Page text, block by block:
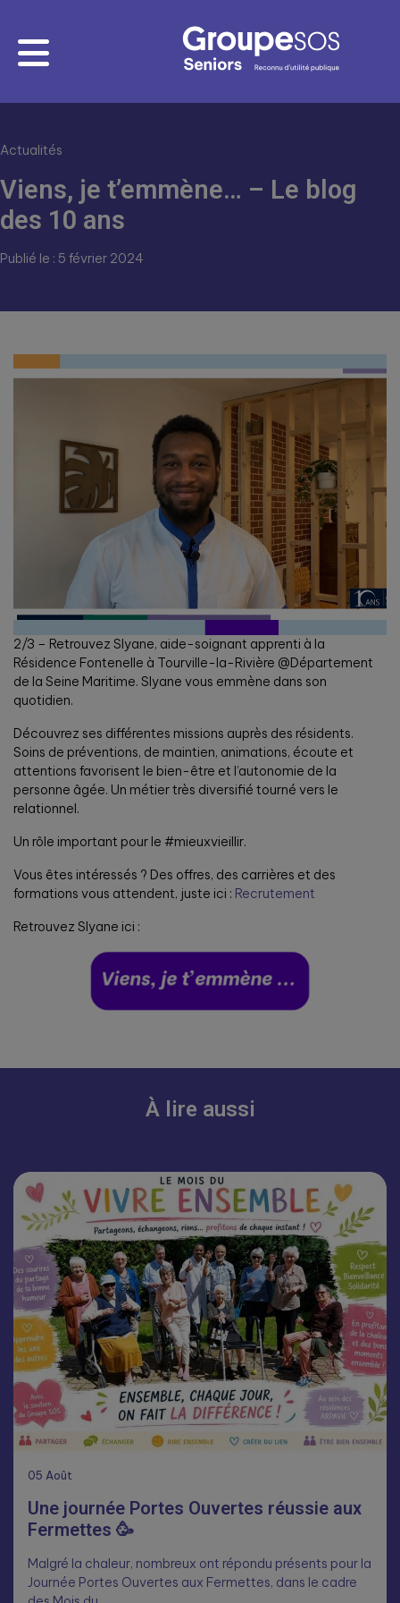
Actualités
Viens, je t’emmène… – Le blog
des 10 ans
Publié le : 5 février 2024
2/3 – Retrouvez Slyane, aide-soignant apprenti à la
Résidence Fontenelle à Tourville-la-Rivière @Département
de la Seine Maritime. Slyane vous emmène dans son
quotidien.
Découvrez ses différentes missions auprès des résidents.
Soins de préventions, de maintien, animations, écoute et
attentions favorisent le bien-être et l’autonomie de la
personne âgée. Un métier très diversifié tourné vers le
relationnel.
Un rôle important pour le #mieuxvieillir.
Vous êtes intéressés ? Des offres, des carrières et des
formations vous attendent, juste ici : Recrutement
Retrouvez Slyane ici :
À lire aussi
05 Août
Une journée Portes Ouvertes réussie aux
Fermettes 🥳
Malgré la chaleur, nombreux ont répondu présents pour la
Journée Portes Ouvertes aux Fermettes, dans le cadre